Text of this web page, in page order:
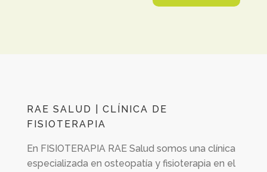
RAE SALUD | CLÍNICA DE
FISIOTERAPIA
En FISIOTERAPIA RAE Salud somos una clínica
especializada en osteopatía y fisioterapia en el